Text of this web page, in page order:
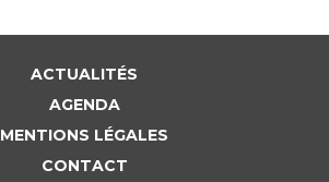
ACTUALITÉS
AGENDA
MENTIONS LÉGALES
CONTACT